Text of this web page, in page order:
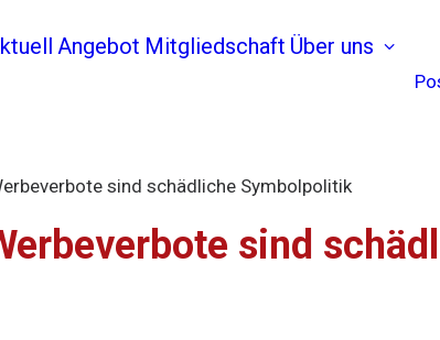
Angebot Mitgliedschaft Über uns
sind schädliche Symbolpolitik
sind